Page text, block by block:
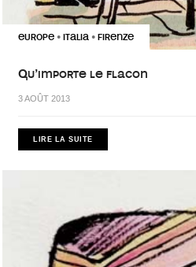
EUROPE • ITALIA • FIRENZE
Qu’importe le flacon
3 AOÛT 2013
LIRE LA SUITE